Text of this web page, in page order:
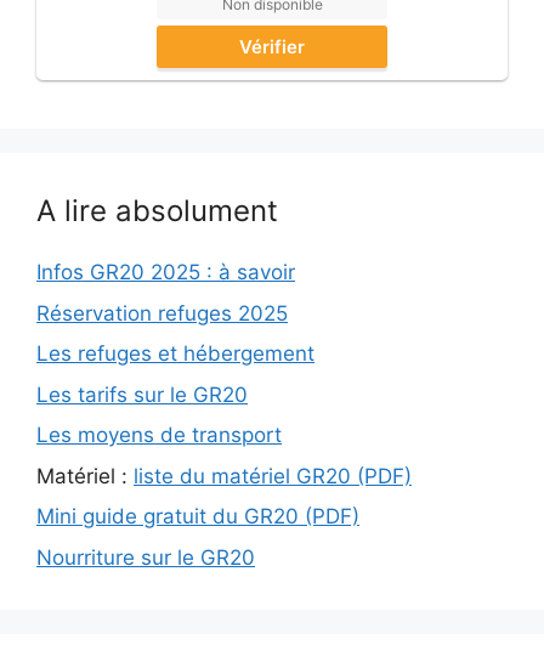
Non disponible
Vérifier
A lire absolument
Infos GR20 2025 : à savoir
Réservation refuges 2025
Les refuges et hébergement
Les tarifs sur le GR20
Les moyens de transport
Matériel : liste du matériel GR20 (PDF)
Mini guide gratuit du GR20 (PDF)
Nourriture sur le GR20